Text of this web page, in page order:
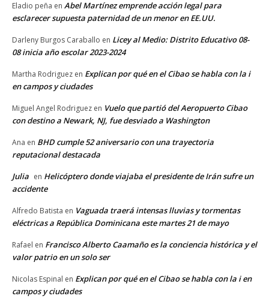
Eladio peña en Abel Martínez emprende acción legal para
esclarecer supuesta paternidad de un menor en EE.UU.
Darleny Burgos Caraballo en Licey al Medio: Distrito Educativo 08-
08 inicia año escolar 2023-2024
Martha Rodriguez en Explican por qué en el Cibao se habla con la i
en campos y ciudades
Miguel Angel Rodriguez en Vuelo que partió del Aeropuerto Cibao
con destino a Newark, NJ, fue desviado a Washington
Ana en BHD cumple 52 aniversario con una trayectoria
reputacional destacada
Julia en Helicóptero donde viajaba el presidente de Irán sufre un
accidente
Alfredo Batista en Vaguada traerá intensas lluvias y tormentas
eléctricas a República Dominicana este martes 21 de mayo
Rafael en Francisco Alberto Caamaño es la conciencia histórica y el
valor patrio en un solo ser
Nicolas Espinal en Explican por qué en el Cibao se habla con la i en
campos y ciudades